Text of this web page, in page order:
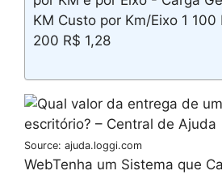
KM Custo por Km/Eixo 1 100
200 R$ 1,28
Source: ajuda.loggi.com
WebTenha um Sistema que